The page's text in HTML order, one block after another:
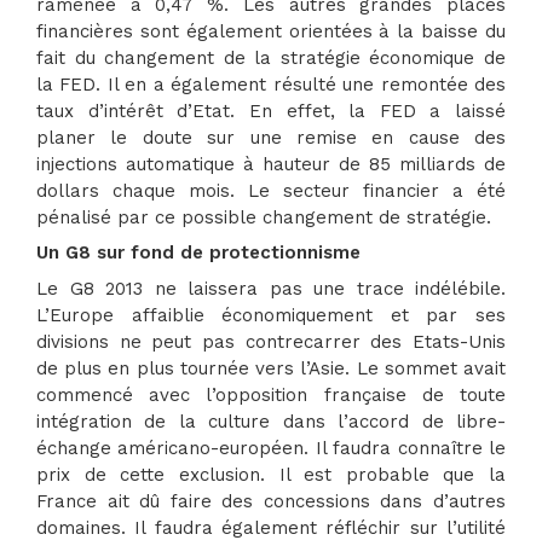
ramenée à 0,47 %. Les autres grandes places
financières sont également orientées à la baisse du
fait du changement de la stratégie économique de
la FED. Il en a également résulté une remontée des
taux d’intérêt d’Etat. En effet, la FED a laissé
planer le doute sur une remise en cause des
injections automatique à hauteur de 85 milliards de
dollars chaque mois. Le secteur financier a été
pénalisé par ce possible changement de stratégie.
Un G8 sur fond de protectionnisme
Le G8 2013 ne laissera pas une trace indélébile.
L’Europe affaiblie économiquement et par ses
divisions ne peut pas contrecarrer des Etats-Unis
de plus en plus tournée vers l’Asie. Le sommet avait
commencé avec l’opposition française de toute
intégration de la culture dans l’accord de libre-
échange américano-européen. Il faudra connaître le
prix de cette exclusion. Il est probable que la
France ait dû faire des concessions dans d’autres
domaines. Il faudra également réfléchir sur l’utilité